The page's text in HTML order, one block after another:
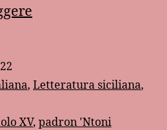
Padron
, Letteratura siciliana,
XV, padron 'Ntoni